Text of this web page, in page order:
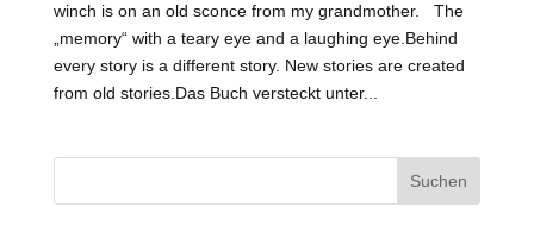
winch is on an old sconce from my grandmother. The
„memory“ with a teary eye and a laughing eye.Behind
every story is a different story. New stories are created
from old stories.Das Buch versteckt unter...